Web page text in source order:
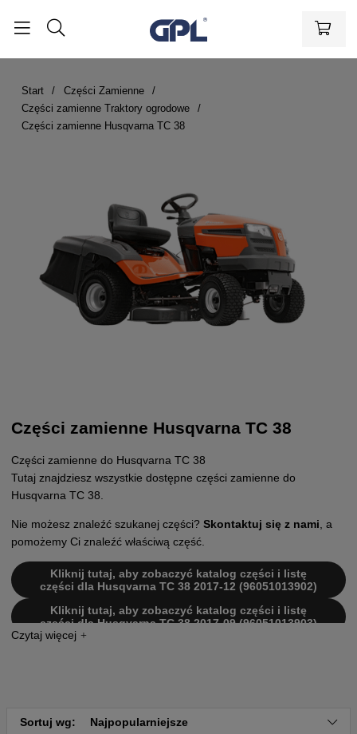
Start
Części Zamienne
Części zamienne Traktory ogrodowe
Części zamienne Husqvarna TC 38
Części zamienne Husqvarna TC 38
Części zamienne do Husqvarna TC 38
Tutaj znajdziesz wszystkie dostępne części zamienne do
Husqvarna TC 38.
Nie możesz znaleźć szukanej części? Skontaktuj się z nami , a
pomożemy Ci znaleźć właściwą część.
Kliknij tutaj, aby zobaczyć katalog części i listę
części dla Husqvarna TC 38 2017-12 (96051013902)
Kliknij tutaj, aby zobaczyć katalog części i listę
części dla Husqvarna TC 38 2017-09 (96051013903)
Kliknij tutaj, aby zobaczyć katalog części i listę
Sortuj wg: Najpopularniejsze